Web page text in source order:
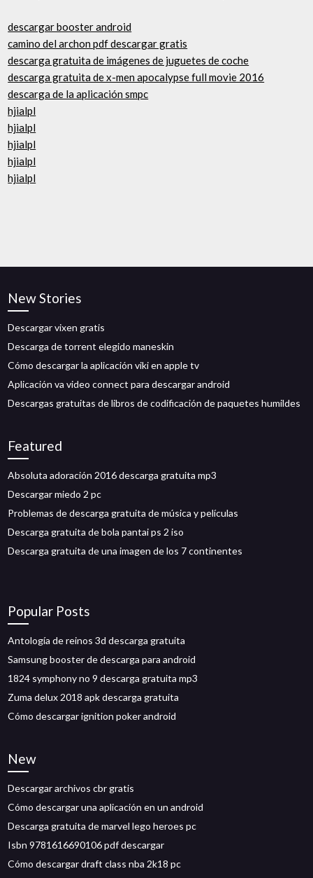
descargar booster android
camino del archon pdf descargar gratis
descarga gratuita de imágenes de juguetes de coche
descarga gratuita de x-men apocalypse full movie 2016
descarga de la aplicación smpc
hjialpl
hjialpl
hjialpl
hjialpl
hjialpl
New Stories
Descargar vixen gratis
Descarga de torrent elegido maneskin
Cómo descargar la aplicación viki en apple tv
Aplicación va video connect para descargar android
Descargas gratuitas de libros de codificación de paquetes humildes
Featured
Absoluta adoración 2016 descarga gratuita mp3
Descargar miedo 2 pc
Problemas de descarga gratuita de música y películas
Descarga gratuita de bola pantai ps 2 iso
Descarga gratuita de una imagen de los 7 continentes
Popular Posts
Antología de reinos 3d descarga gratuita
Samsung booster de descarga para android
1824 symphony no 9 descarga gratuita mp3
Zuma delux 2018 apk descarga gratuita
Cómo descargar ignition poker android
New
Descargar archivos cbr gratis
Cómo descargar una aplicación en un android
Descarga gratuita de marvel lego heroes pc
Isbn 9781616690106 pdf descargar
Cómo descargar draft class nba 2k18 pc